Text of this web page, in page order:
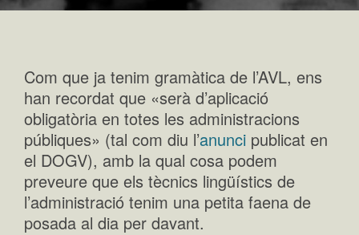
Com que ja tenim gramàtica de l’AVL, ens
han recordat que «serà d’aplicació
obligatòria en totes les administracions
públiques» (tal com diu l’anunci publicat en
el DOGV), amb la qual cosa podem
preveure que els tècnics lingüístics de
l’administració tenim una petita faena de
posada al dia per davant.